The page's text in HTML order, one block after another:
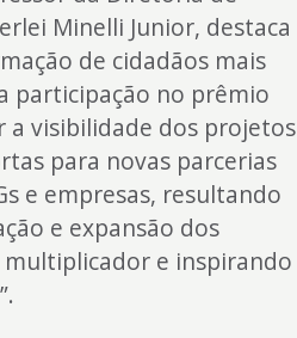
Minelli Junior, destaca
de cidadãos mais
participação no prêmio
a visibilidade dos projetos
para novas parcerias
e empresas, resultando
e expansão dos
e inspirando